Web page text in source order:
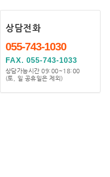
상담전화
055-743-1030
FAX. 055-743-1033
상담가능시간 09:00~18:00
(토, 일 공휴일은 제외)